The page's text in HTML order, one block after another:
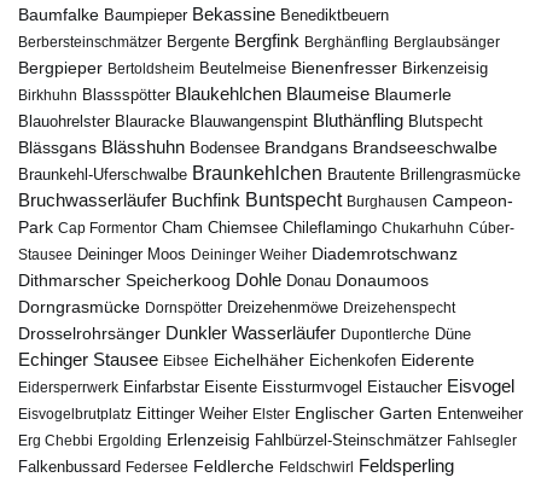
Baumfalke Baumpieper Bekassine Benediktbeuern
Berbersteinschmätzer Bergente Bergfink Berghänfling Berglaubsänger
Bergpieper Bertoldsheim Beutelmeise Bienenfresser Birkenzeisig
Birkhuhn Blassspötter Blaukehlchen Blaumeise Blaumerle
Blauohrelster Blauracke Blauwangenspint Bluthänfling Blutspecht
Blässgans Blässhuhn Bodensee Brandgans Brandseeschwalbe
Braunkehl-Uferschwalbe Braunkehlchen Brautente Brillengrasmücke
Bruchwasserläufer Buchfink Buntspecht Burghausen Campeon-
Park Cap Formentor Cham Chiemsee Chileflamingo Chukarhuhn Cúber-
Stausee Deininger Moos Deininger Weiher Diademrotschwanz
Dithmarscher Speicherkoog Dohle Donau Donaumoos
Dorngrasmücke Dornspötter Dreizehenmöwe Dreizehenspecht
Drosselrohrsänger Dunkler Wasserläufer Dupontlerche Düne
Echinger Stausee Eibsee Eichelhäher Eichenkofen Eiderente
Eidersperrwerk Einfarbstar Eisente Eissturmvogel Eistaucher Eisvogel
Eisvogelbrutplatz Eittinger Weiher Elster Englischer Garten Entenweiher
Erg Chebbi Ergolding Erlenzeisig Fahlbürzel-Steinschmätzer Fahlsegler
Falkenbussard Federsee Feldlerche Feldschwirl Feldsperling